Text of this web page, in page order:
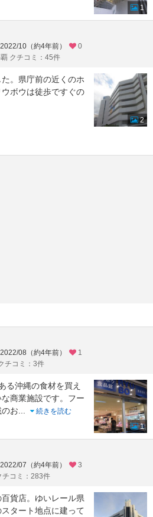
1
10（約4年前）
0
クチコミ：45件
。県庁前の近くのホ
ボウは徒歩ですぐの
2
08（約4年前）
1
チコミ：3件
る沖縄の食材を買え
商業施設です。フー
お
続きを読む
1
07（約4年前）
3
チコミ：283件
貨店。ゆいレール県
タート地点に建って